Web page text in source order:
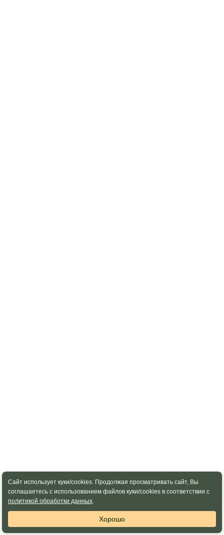
Сайт использует куки/cookies. Продолжая просматривать сайт, Вы
соглашаетесь с использованием файлов куки/cookies в соответствии с
политикой обработки данных.
Хорошо